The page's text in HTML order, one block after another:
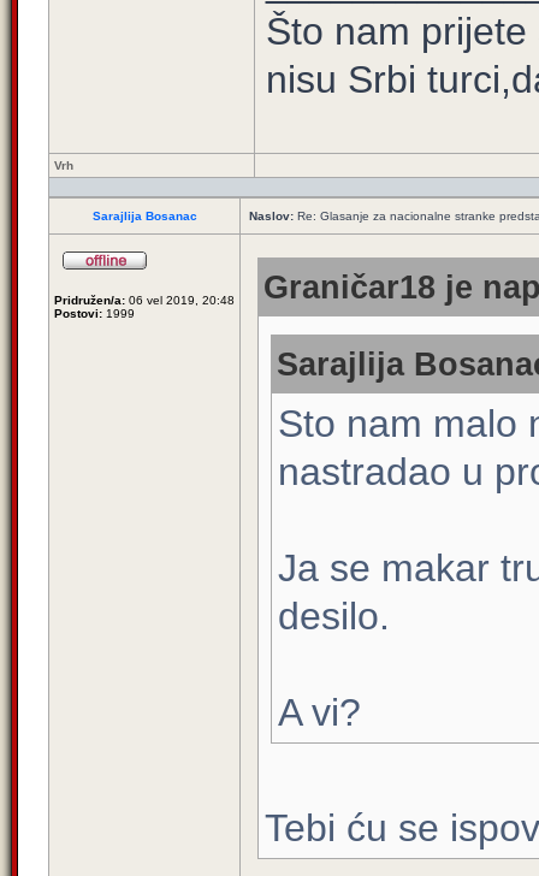
Što nam
nisu Srbi
Vrh
Sarajlija Bosanac Naslov: Re: Glasanje za nacionalne stranke
Pridružen/a: 06 vel 2019, 20:48
Postovi: 1999
Graničar18 je
Sarajlija
Sto nam malo
nastradao u
Ja se makar
desilo.
A vi?
Tebi ću se